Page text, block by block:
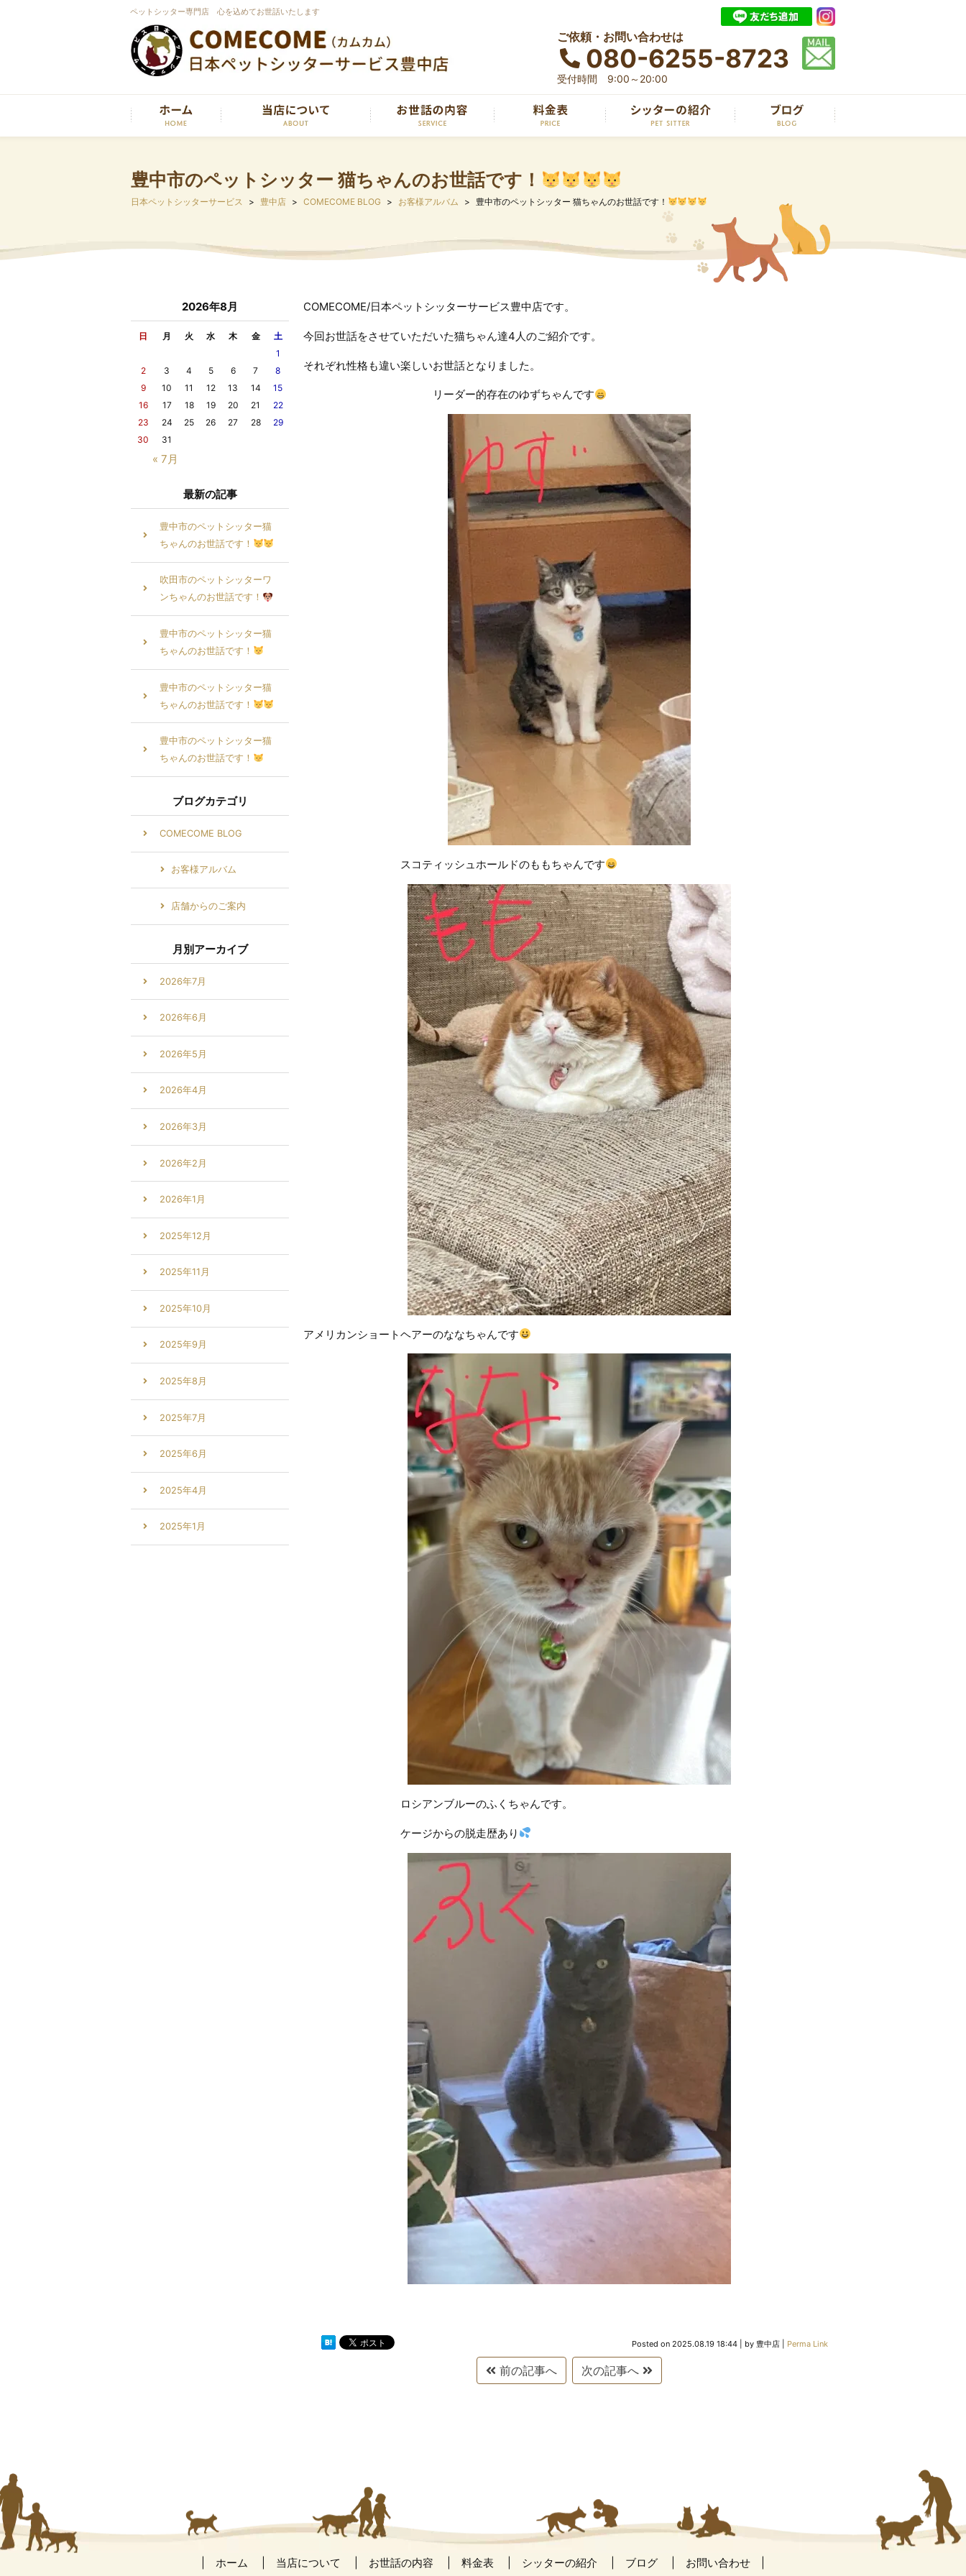
ペットシッター専門店 心を込めてお世話いたします
ご依頼・お問い合わせは
080-6255-8723
受付時間 9:00～20:00
豊中市のペットシッター 猫ちゃんのお世話です！
日本ペットシッターサービス 豊中店 COMECOME BLOG お客様アルバム 豊中市のペットシッター 猫ちゃんのお世話です！
COMECOME/日本ペットシッターサービス豊中店です。
今回お世話をさせていただいた猫ちゃん達4人のご紹介です。
それぞれ性格も違い楽しいお世話となりました。
リーダー的存在のゆずちゃんです
スコティッシュホールドのももちゃんです
アメリカンショートヘアーのななちゃんです
ロシアンブルーのふくちゃんです。
ケージからの脱走歴あり
Posted on 2025.08.19 18:44 by 豊中店 Perma Link
前の記事へ 次の記事へ
2026年8月
日 月 火 水 木 金 土
« 7月
1
2
3 4 5 6 7
8
9
10 11 12 13 14
15
16
17 18 19 20 21
22
23
24 25 26 27 28
29
30
31
最新の記事
豊中市のペットシッター猫
ちゃんのお世話です！
吹田市のペットシッターワ
ンちゃんのお世話です！
豊中市のペットシッター猫
ちゃんのお世話です！
豊中市のペットシッター猫
ちゃんのお世話です！
豊中市のペットシッター猫
ちゃんのお世話です！
ブログカテゴリ
COMECOME BLOG
お客様アルバム
店舗からのご案内
月別アーカイブ
2026年7月
2026年6月
2026年5月
2026年4月
2026年3月
2026年2月
2026年1月
2025年12月
2025年11月
2025年10月
2025年9月
2025年8月
2025年7月
2025年6月
2025年4月
2025年1月
ホーム 当店について お世話の内容 料金表 シッターの紹介 ブログ お問い合わせ